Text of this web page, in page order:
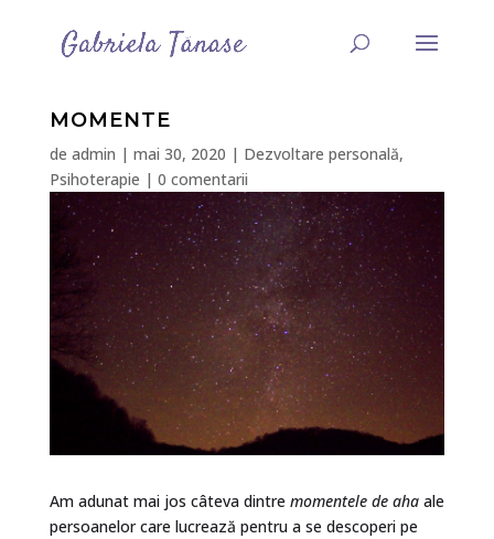
MOMENTE
de admin | mai 30, 2020 | Dezvoltare personală,
Psihoterapie | 0 comentarii
Am adunat mai jos câteva dintre momentele de ahaale
persoanelor care lucrează pentru a se descoperi pe